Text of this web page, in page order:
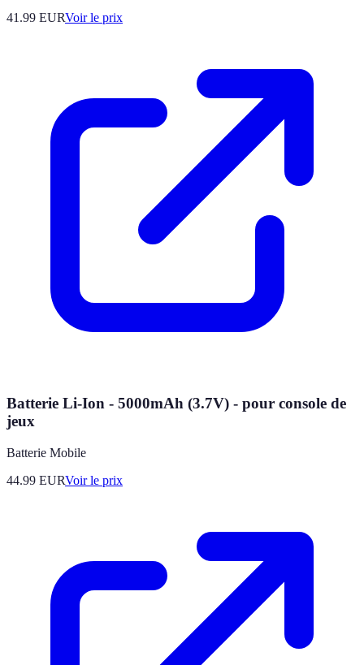
41.99 EURVoir le prix
Batterie Li-Ion - 5000mAh (3.7V) - pour console de
jeux
Batterie Mobile
44.99 EURVoir le prix